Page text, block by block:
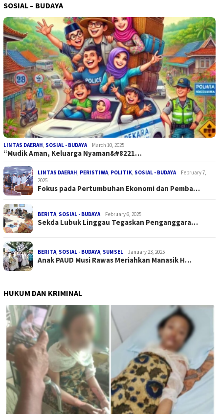
SOSIAL – BUDAYA
LINTAS DAERAH, SOSIAL - BUDAYA March 10, 2025
“Mudik Aman, Keluarga Nyaman&#8221…
LINTAS DAERAH, PERISTIWA, POLITIK, SOSIAL - BUDAYA
February 7,
2025
Fokus pada Pertumbuhan Ekonomi dan Pemba…
BERITA, SOSIAL - BUDAYA February 6, 2025
Sekda Lubuk Linggau Tegaskan Penganggara…
BERITA, SOSIAL - BUDAYA, SUMSEL January 23, 2025
Anak PAUD Musi Rawas Meriahkan Manasik H…
HUKUM DAN KRIMINAL